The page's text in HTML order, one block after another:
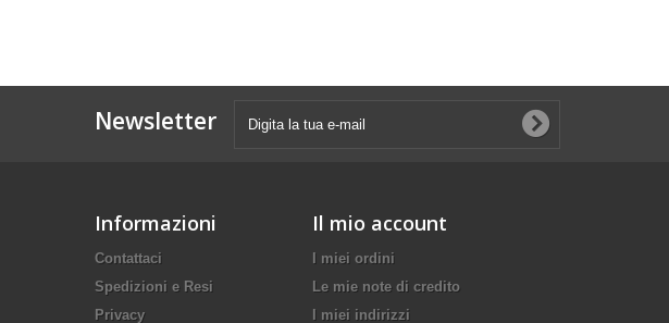
Newsletter
Informazioni
Contattaci
Spedizioni e Resi
Privacy
Il mio account
I miei ordini
Le mie note di credito
I miei indirizzi